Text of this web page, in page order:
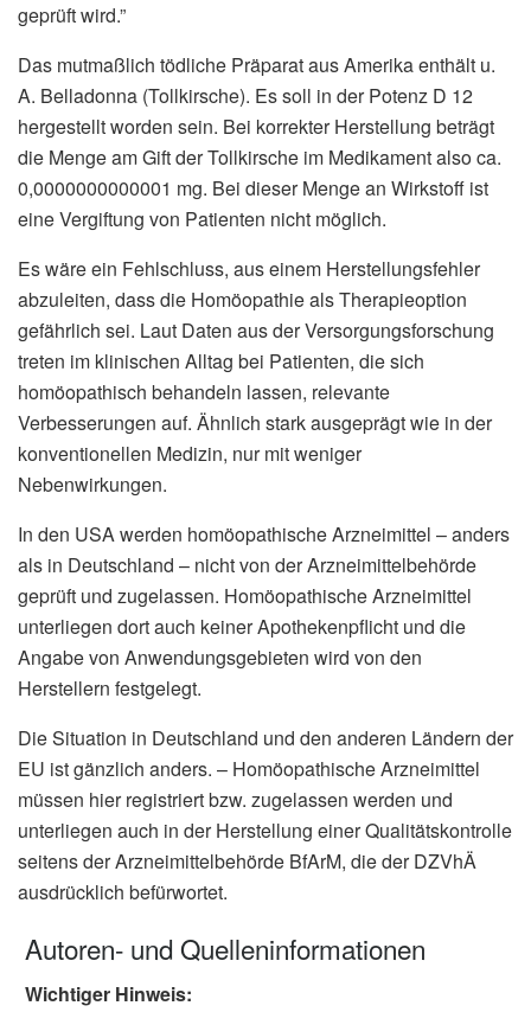
geprüft wird.”
Das mutmaßlich tödliche Präparat aus Amerika enthält u.
A. Belladonna (Tollkirsche). Es soll in der Potenz D 12
hergestellt worden sein. Bei korrekter Herstellung beträgt
die Menge am Gift der Tollkirsche im Medikament also ca.
0,0000000000001 mg. Bei dieser Menge an Wirkstoff ist
eine Vergiftung von Patienten nicht möglich.
Es wäre ein Fehlschluss, aus einem Herstellungsfehler
abzuleiten, dass die Homöopathie als Therapieoption
gefährlich sei. Laut Daten aus der Versorgungsforschung
treten im klinischen Alltag bei Patienten, die sich
homöopathisch behandeln lassen, relevante
Verbesserungen auf. Ähnlich stark ausgeprägt wie in der
konventionellen Medizin, nur mit weniger
Nebenwirkungen.
In den USA werden homöopathische Arzneimittel – anders
als in Deutschland – nicht von der Arzneimittelbehörde
geprüft und zugelassen. Homöopathische Arzneimittel
unterliegen dort auch keiner Apothekenpflicht und die
Angabe von Anwendungsgebieten wird von den
Herstellern festgelegt.
Die Situation in Deutschland und den anderen Ländern der
EU ist gänzlich anders. – Homöopathische Arzneimittel
müssen hier registriert bzw. zugelassen werden und
unterliegen auch in der Herstellung einer Qualitätskontrolle
seitens der Arzneimittelbehörde BfArM, die der DZVhÄ
ausdrücklich befürwortet.
Autoren- und Quelleninformationen
Wichtiger Hinweis: